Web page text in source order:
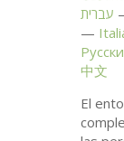
עברית
中文
El